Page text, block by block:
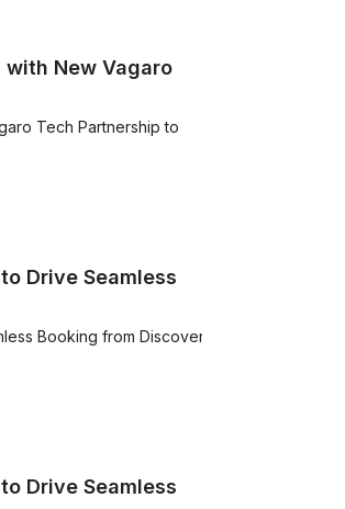
with New Vagaro
Tech Partnership to
Drive Seamless
Booking from Discovery
Drive Seamless